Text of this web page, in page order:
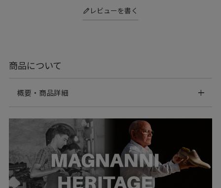
レビューを書く
商品について
概要・商品詳細